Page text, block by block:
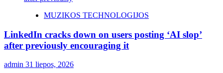
MUZIKOS TECHNOLOGIJOS
LinkedIn cracks down on users posting ‘AI slop’
after previously encouraging it
admin 31 liepos, 2026